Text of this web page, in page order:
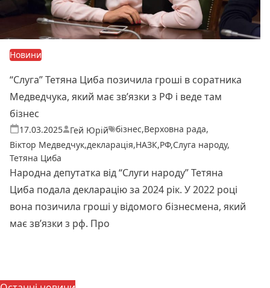
Новини
“Слуга” Тетяна Циба позичила гроші в соратника
Медведчука, який має звʼязки з РФ і веде там
бізнес
17.03.2025Опубліковано
Гей Юрій
Теги: бізнес,Верховна рада,
Віктор Медведчук,декларація,НАЗК,РФ,Слуга народу,
Тетяна Циба
Народна депутатка від “Слуги народу” Тетяна
Циба подала декларацію за 2024 рік. У 2022 році
вона позичила гроші у відомого бізнесмена, який
має звʼязки з рф. Про